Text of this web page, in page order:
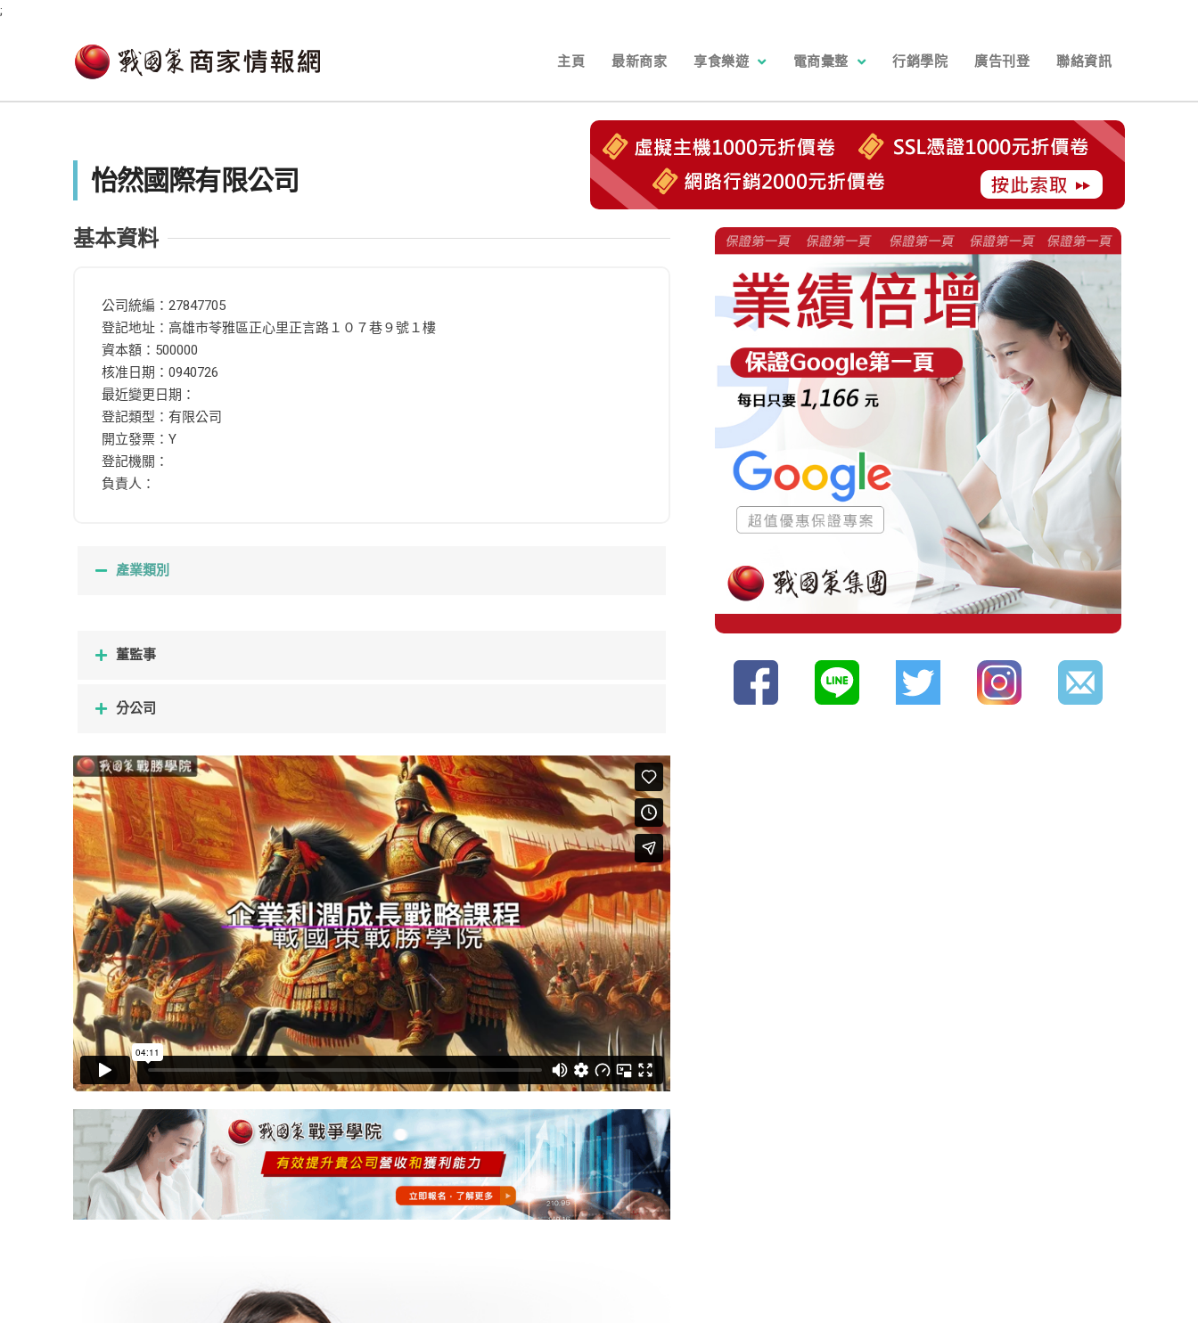
;
主頁 最新商家 享食樂遊 電商彙整 行銷學院 廣告刊登 聯絡資訊
怡然國際有限公司
基本資料
公司統編：27847705
登記地址：高雄市苓雅區正心里正言路１０７巷９號１樓
資本額：500000
核准日期：0940726
最近變更日期：
登記類型：有限公司
開立發票：Y
登記機關：
負責人：
產業類別
董監事
分公司